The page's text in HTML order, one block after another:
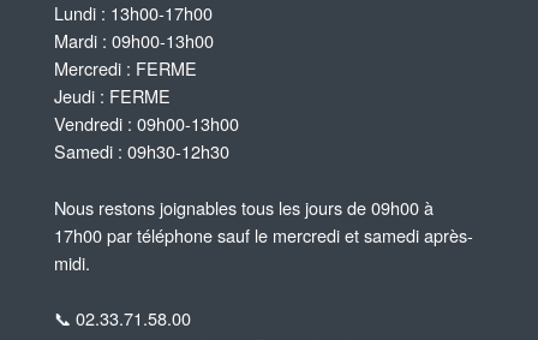
Lundi : 13h00-17h00
Mardi : 09h00-13h00
Mercredi : FERME
Jeudi : FERME
Vendredi : 09h00-13h00
Samedi : 09h30-12h30
Nous restons joignables tous les jours de 09h00 à
17h00 par téléphone sauf le mercredi et samedi après-
midi.
📞 02.33.71.58.00